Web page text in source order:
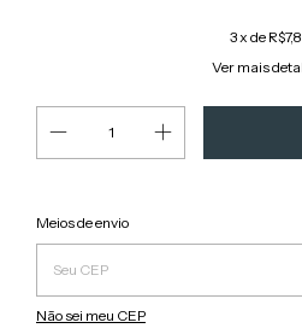
3x de
Ver mais
Entregas para o CEP:
Meios de envio
Não sei meu CEP